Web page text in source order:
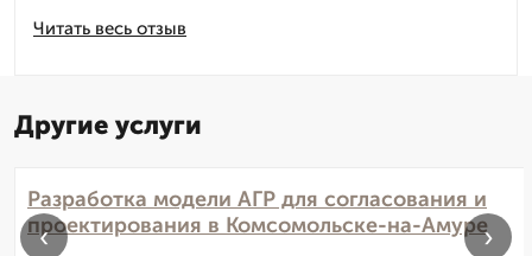
Читать весь отзыв
Другие услуги
Разработка модели АГР для согласования и
проектирования в Комсомольске-на-Амуре
‹ ›